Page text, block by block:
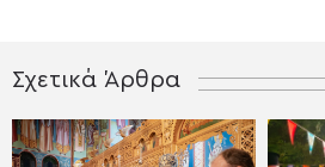
Σχετικά Άρθρα